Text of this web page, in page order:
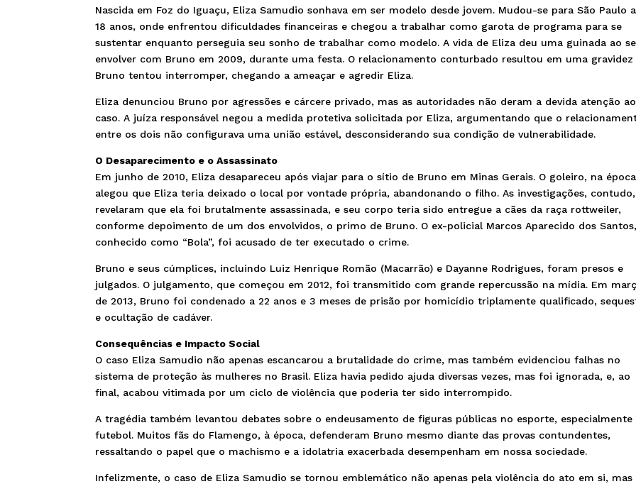
Nascida em Foz do Iguaçu, Eliza Samudio sonhava em ser modelo desde jovem. Mudou-se para São Paulo
18 anos, onde enfrentou dificuldades financeiras e chegou a trabalhar como garota de programa para se
sustentar enquanto perseguia seu sonho de trabalhar como modelo. A vida de Eliza deu uma guinada ao se
envolver com Bruno em 2009, durante uma festa. O relacionamento conturbado resultou em uma gravidez
Bruno tentou interromper, chegando a ameaçar e agredir Eliza.
Eliza denunciou Bruno por agressões e cárcere privado, mas as autoridades não deram a devida atenção ao
caso. A juíza responsável negou a medida protetiva solicitada por Eliza, argumentando que o
entre os dois não configurava uma união estável, desconsiderando sua condição de vulnerabilidade.
O Desaparecimento e o Assassinato
Em junho de 2010, Eliza desapareceu após viajar para o sítio de Bruno em Minas Gerais. O goleiro, na
alegou que Eliza teria deixado o local por vontade própria, abandonando o filho. As investigações, contudo,
revelaram que ela foi brutalmente assassinada, e seu corpo teria sido entregue a cães da raça rottweiler,
conforme depoimento de um dos envolvidos, o primo de Bruno. O ex-policial Marcos Aparecido dos Santos,
conhecido como “Bola”, foi acusado de ter executado o crime.
Bruno e seus cúmplices, incluindo Luiz Henrique Romão (Macarrão) e Dayanne Rodrigues, foram presos e
julgados. O julgamento, que começou em 2012, foi transmitido com grande repercussão na mídia. Em
de 2013, Bruno foi condenado a 22 anos e 3 meses de prisão por homicídio triplamente qualificado,
e ocultação de cadáver.
Consequências e Impacto Social
O caso Eliza Samudio não apenas escancarou a brutalidade do crime, mas também evidenciou falhas no
sistema de proteção às mulheres no Brasil. Eliza havia pedido ajuda diversas vezes, mas foi ignorada, e, ao
final, acabou vitimada por um ciclo de violência que poderia ter sido interrompido.
A tragédia também levantou debates sobre o endeusamento de figuras públicas no esporte, especialmente
futebol. Muitos fãs do Flamengo, à época, defenderam Bruno mesmo diante das provas contundentes,
ressaltando o papel que o machismo e a idolatria exacerbada desempenham em nossa sociedade.
Infelizmente, o caso de Eliza Samudio se tornou emblemático não apenas pela violência do ato em si, mas